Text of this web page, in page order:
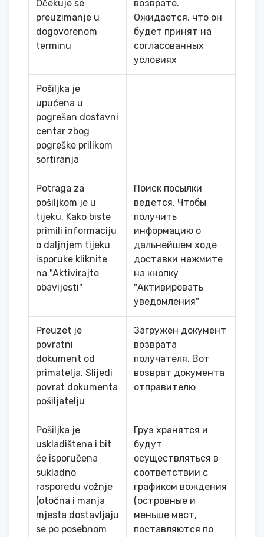
Očekuje se
preuzimanje u
dogovorenom
terminu
возврате.
Ожидается, что он
будет принят на
согласованных
условиях
Pošiljka je
upućena u
pogrešan dostavni
centar zbog
pogreške prilikom
sortiranja
Potraga za
pošiljkom je u
tijeku. Kako biste
primili informaciju
o daljnjem tijeku
isporuke kliknite
na "Aktivirajte
obavijesti"
Поиск посылки
ведется. Чтобы
получить
информацию о
дальнейшем ходе
доставки нажмите
на кнопку
"Активировать
уведомления"
Preuzet je
povratni
dokument od
primatelja. Slijedi
povrat dokumenta
pošiljatelju
Загружен документ
возврата
получателя. Вот
возврат документа
отправителю
Pošiljka je
uskladištena i bit
će isporučena
sukladno
rasporedu vožnje
(otočna i manja
mjesta dostavljaju
se po posebnom
Груз хранятся и
будут
осуществляться в
соответствии с
графиком вождения
(островные и
меньше мест,
поставляются по